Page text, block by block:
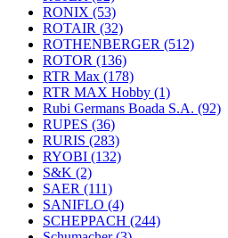
RONIX (53)
ROTAIR (32)
ROTHENBERGER (512)
ROTOR (136)
RTR Max (178)
RTR MAX Hobby (1)
Rubi Germans Boada S.A. (92)
RUPES (36)
RURIS (283)
RYOBI (132)
S&K (2)
SAER (111)
SANIFLO (4)
SCHEPPACH (244)